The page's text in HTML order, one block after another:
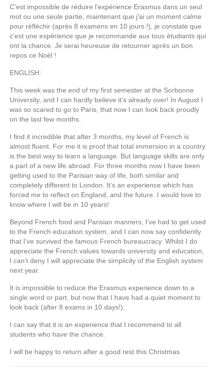
C’est impossible de réduire l’expérience Erasmus dans un seul
mot ou une seule partie, maintenant que j’ai un moment calme
pour réfléchir (après 8 examens en 10 jours !), je constate que
c’est une expérience que je recommande aux tous étudiants qui
ont la chance. Je serai heureuse de retourner après un bon
repos ce Noël !
ENGLISH:
This week was the end of my first semester at the Sorbonne
University, and I can hardly believe it’s already over! In August I
was so scared to go to Paris, that now I can look back proudly
on the last few months.
I find it incredible that after 3 months, my level of French is
almost fluent. For me it is proof that total immersion in a country
is the best way to learn a language. But language skills are only
a part of a new life abroad. For three months now I have been
getting used to the Parisian way of life, both similar and
completely different to London. It’s an experience which has
forced me to reflect on England, and the future. I would love to
know where I will be in 10 years!
Beyond French food and Parisian manners, I’ve had to get used
to the French education system, and I can now say confidently
that I’ve survived the famous French bureaucracy. Whilst I do
appreciate the French values towards university and education,
I can’t deny I will appreciate the simplicity of the English system
next year.
It is impossible to reduce the Erasmus experience down to a
single word or part, but now that I have had a quiet moment to
look back (after 8 exams in 10 days!),
I can say that it is an experience that I recommend to all
students who have the chance.
I will be happy to return after a good rest this Christmas.